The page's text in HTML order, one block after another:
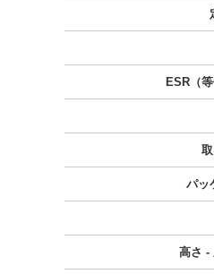
ESR（
パッ
高さ -